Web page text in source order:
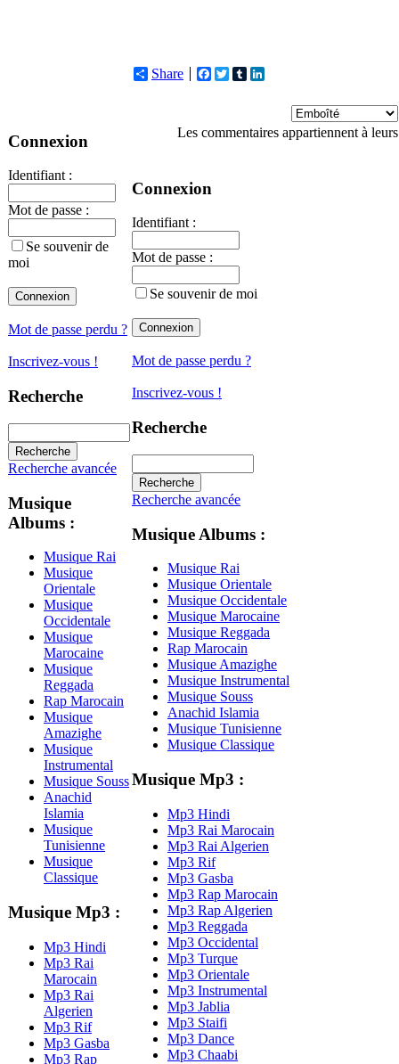
Connexion
Identifiant :
Mot de passe :
Se souvenir de
moi
Mot de passe perdu ?
Inscrivez-vous !
Recherche
Recherche avancée
Musique
Albums :
Musique Rai
Musique
Orientale
Musique
Occidentale
Musique
Marocaine
Musique
Reggada
Rap Marocain
Musique
Amazighe
Musique
Instrumental
Musique Souss
Anachid
Islamia
Musique
Tunisienne
Musique
Classique
Musique Mp3 :
Mp3 Hindi
Mp3 Rai
Marocain
Mp3 Rai
Algerien
Mp3 Rif
Mp3 Gasba
Mp3 Rap
Share Facebook
TwitterTumblr
Les commentaires appartiennent à
Connexion
Identifiant :
Mot de passe :
Se souvenir de moi
Mot de passe perdu ?
Inscrivez-vous !
Recherche
Recherche avancée
Musique Albums :
Musique Rai
Musique Orientale
Musique Occidentale
Musique Marocaine
Musique Reggada
Rap Marocain
Musique Amazighe
Musique Instrumental
Musique Souss
Anachid Islamia
Musique Tunisienne
Musique Classique
Musique Mp3 :
Mp3 Hindi
Mp3 Rai Marocain
Mp3 Rai Algerien
Mp3 Rif
Mp3 Gasba
Mp3 Rap Marocain
Mp3 Rap Algerien
Mp3 Reggada
Mp3 Occidental
Mp3 Turque
Mp3 Orientale
Mp3 Instrumental
Mp3 Jablia
Mp3 Staifi
Mp3 Dance
Mp3 Chaabi